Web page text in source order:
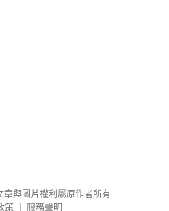
章與圖片權利屬原作者所有
策
服務聲明